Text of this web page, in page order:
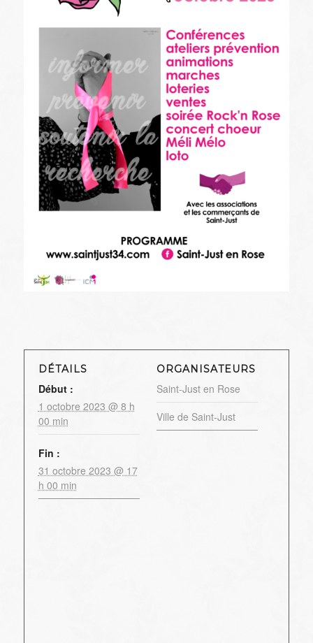
DÉTAILS
Début :
1 octobre 2023 @ 8 h
00 min
Fin :
31 octobre 2023 @ 17
h 00 min
ORGANISATEURS
Saint-Just en Rose
Ville de Saint-Just